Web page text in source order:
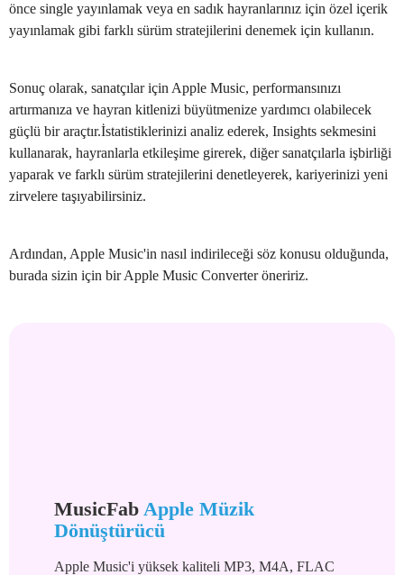
önce single yayınlamak veya en sadık hayranlarınız için özel içerik
yayınlamak gibi farklı sürüm stratejilerini denemek için kullanın.
Sonuç olarak, sanatçılar için Apple Music, performansınızı
artırmanıza ve hayran kitlenizi büyütmenize yardımcı olabilecek
güçlü bir araçtır.İstatistiklerinizi analiz ederek, Insights sekmesini
kullanarak, hayranlarla etkileşime girerek, diğer sanatçılarla işbirliği
yaparak ve farklı sürüm stratejilerini denetleyerek, kariyerinizi yeni
zirvelere taşıyabilirsiniz.
Ardından, Apple Music'in nasıl indirileceği söz konusu olduğunda,
burada sizin için bir Apple Music Converter öneririz.
MusicFab Apple Müzik
Dönüştürücü
Apple Music'i yüksek kaliteli MP3, M4A, FLAC